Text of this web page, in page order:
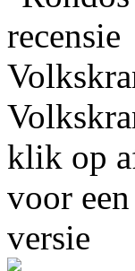
klik op
voor
versie